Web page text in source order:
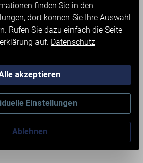
Werkstatteinrichtung
MIT SCHRANK
finden Sie in den
dort können Sie Ihre Auswahl
Rufen Sie dazu einfach die Seite
auf. Datenschutz
Einstellungen
Ablehnen
akzeptieren